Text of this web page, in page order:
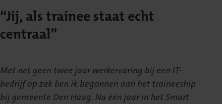
“Jij, als trainee staat echt
centraal”
Met net geen twee jaar werkervaring bij een IT-
bedrijf op zak ben ik begonnen aan het traineeship
bij gemeente Den Haag. Na één jaar in het Smart